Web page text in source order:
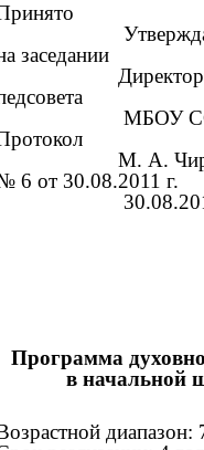
Директор
МБОУ
М. А.
6 от
Программа
в начальной
диапазон: